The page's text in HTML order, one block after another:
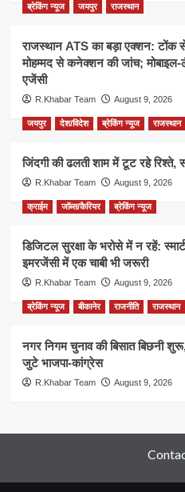
ब्रेकिंग न्यूज जयपुर राजस्थान
राजस्थान ATS का बड़ा एक्शन: टोंक
मोहम्मद से कनेक्शन की जांच;
एजेंसी
R.Khabar Team August 9, 2026
जयपुर देश/विदेश ब्रेकिंग न्यूज राजस्थान
जिंदगी की ढलती शाम में टूट रहे
R.Khabar Team August 9, 2026
क्राईम जॉब्स/कैरियर ब्रेकिंग न्यूज
डिजिटल सुरक्षा के भरोसे में न रहें:
इमरजेंसी में एक चाबी भी जरूरी
R.Khabar Team August 9, 2026
ब्रेकिंग न्यूज बीकानेर राजनीति राजस्थान
नगर निगम चुनाव की बिसात बिछनी
जुटे भाजपा-कांग्रेस
R.Khabar Team August 9, 2026